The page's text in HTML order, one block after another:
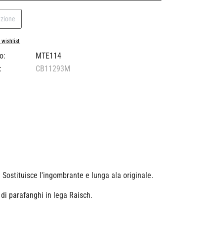
wishlist
MTE114
CB11293M
l'ingombrante e lunga ala originale.
parafanghi in lega Raisch.